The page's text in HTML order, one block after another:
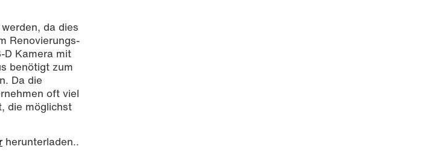
da dies
Renovierungs-
D Kamera mit
benötigt zum
Da die
oft viel
die möglichst
herunterladen..